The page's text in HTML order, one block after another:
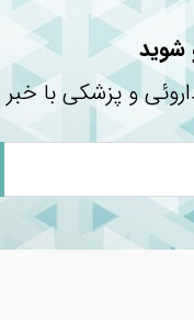
شوید
و پزشکی با